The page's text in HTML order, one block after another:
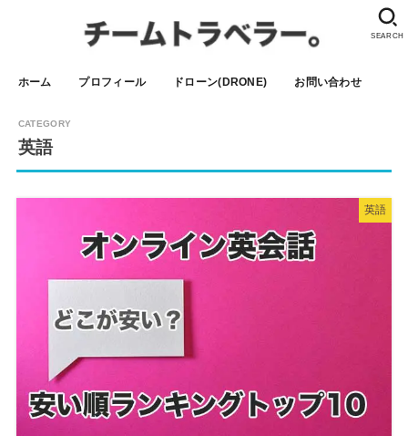
ホーム プロフィール ドローン(DRONE) お問い合わせ
SEARCH
英語
英語